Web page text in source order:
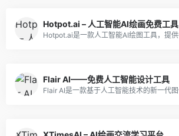
Hotpot.ai – 人工智能AI绘画免费工具
Flair AI——免费人工智能设计工具